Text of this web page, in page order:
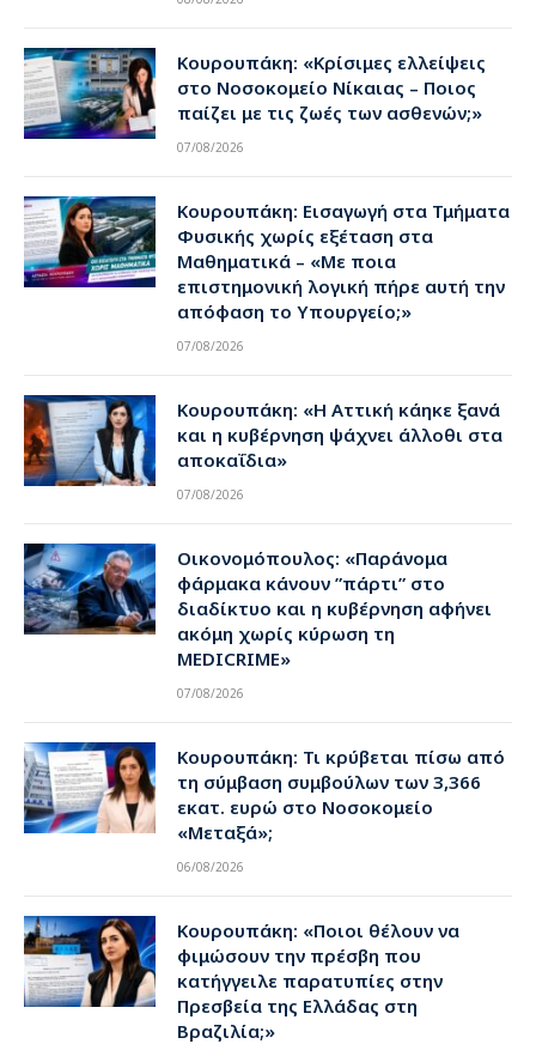
Κουρουπάκη: «Κρίσιμες ελλείψεις
στο Νοσοκομείο Νίκαιας – Ποιος
παίζει με τις ζωές των ασθενών;»
07/08/2026
Κουρουπάκη: Εισαγωγή στα Τμήματα
Φυσικής χωρίς εξέταση στα
Μαθηματικά – «Με ποια
επιστημονική λογική πήρε αυτή την
απόφαση το Υπουργείο;»
07/08/2026
Κουρουπάκη: «Η Αττική κάηκε ξανά
και η κυβέρνηση ψάχνει άλλοθι στα
αποκαΐδια»
07/08/2026
Οικονομόπουλος: «Παράνομα
φάρμακα κάνουν ”πάρτι” στο
διαδίκτυο και η κυβέρνηση αφήνει
ακόμη χωρίς κύρωση τη
MEDICRIME»
07/08/2026
Κουρουπάκη: Τι κρύβεται πίσω από
τη σύμβαση συμβούλων των 3,366
εκατ. ευρώ στο Νοσοκομείο
«Μεταξά»;
06/08/2026
Κουρουπάκη: «Ποιοι θέλουν να
φιμώσουν την πρέσβη που
κατήγγειλε παρατυπίες στην
Πρεσβεία της Ελλάδας στη
Βραζιλία;»